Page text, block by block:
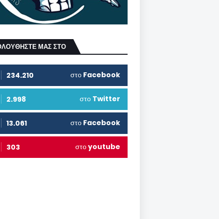
ΜΑΣ ΣΤΟ
234.210 στο Facebook
2.998 στο Twitter
13.061 στο Facebook
303 στοyoutube